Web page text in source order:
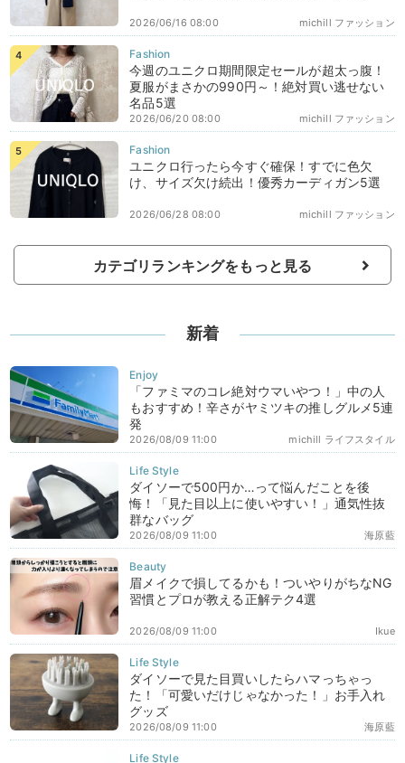
michill ファッション
2026/06/16 08:00
今週のユニクロ期間限定セールが超太っ腹！
夏服がまさかの990円～！絶対買い逃せない
名品5選
michill ファッション
2026/06/20 08:00
ユニクロ行ったら今すぐ確保！すでに色欠
け、サイズ欠け続出！優秀カーディガン5選
michill ファッション
2026/06/28 08:00
カテゴリランキングをもっと見る
新着
「ファミマのコレ絶対ウマいやつ！」中の人
もおすすめ！辛さがヤミツキの推しグルメ5連
発
michill ライフスタイル
2026/08/09 11:00
ダイソーで500円か…って悩んだことを後
悔！「見た目以上に使いやすい！」通気性抜
群なバッグ
海原藍
2026/08/09 11:00
眉メイクで損してるかも！ついやりがちなNG
習慣とプロが教える正解テク4選
Ikue
2026/08/09 11:00
ダイソーで見た目買いしたらハマっちゃっ
た！「可愛いだけじゃなかった！」お手入れ
グッズ
海原藍
2026/08/09 11:00